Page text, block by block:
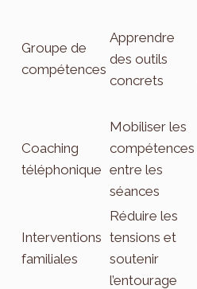
Groupe de
compétences
Apprendre
des outils
concrets
Coaching
téléphonique
Mobiliser les
compétences
entre les
séances
Interventions
familiales
Réduire les
tensions et
soutenir
l’entourage